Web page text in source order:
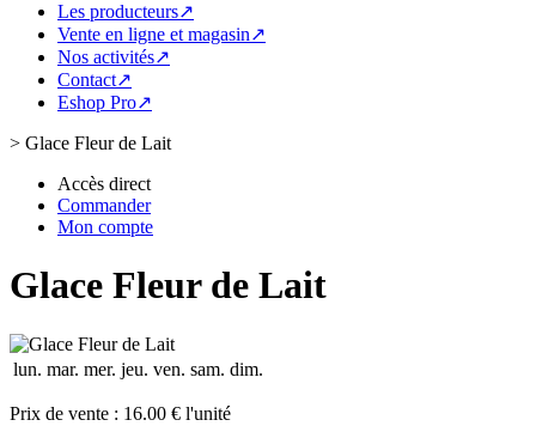
Les producteurs↗
Vente en ligne et magasin↗
Nos activités↗
Contact↗
Eshop Pro↗
> Glace Fleur de Lait
Accès direct
Commander
Mon compte
Glace Fleur de Lait
lun. mar. mer. jeu. ven. sam. dim.
Prix de vente : 16.00 € l'unité